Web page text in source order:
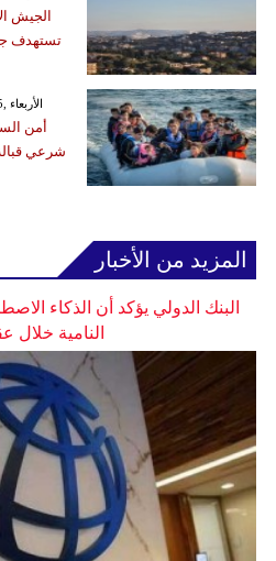
الجيش
تستهدف
GMT 07:40 2026 الأربعاء ,05 آب / أغسطس
شرعي
المزيد من الأخبار
البنك الدولي يؤكد أن الذكاء
النامية خلال